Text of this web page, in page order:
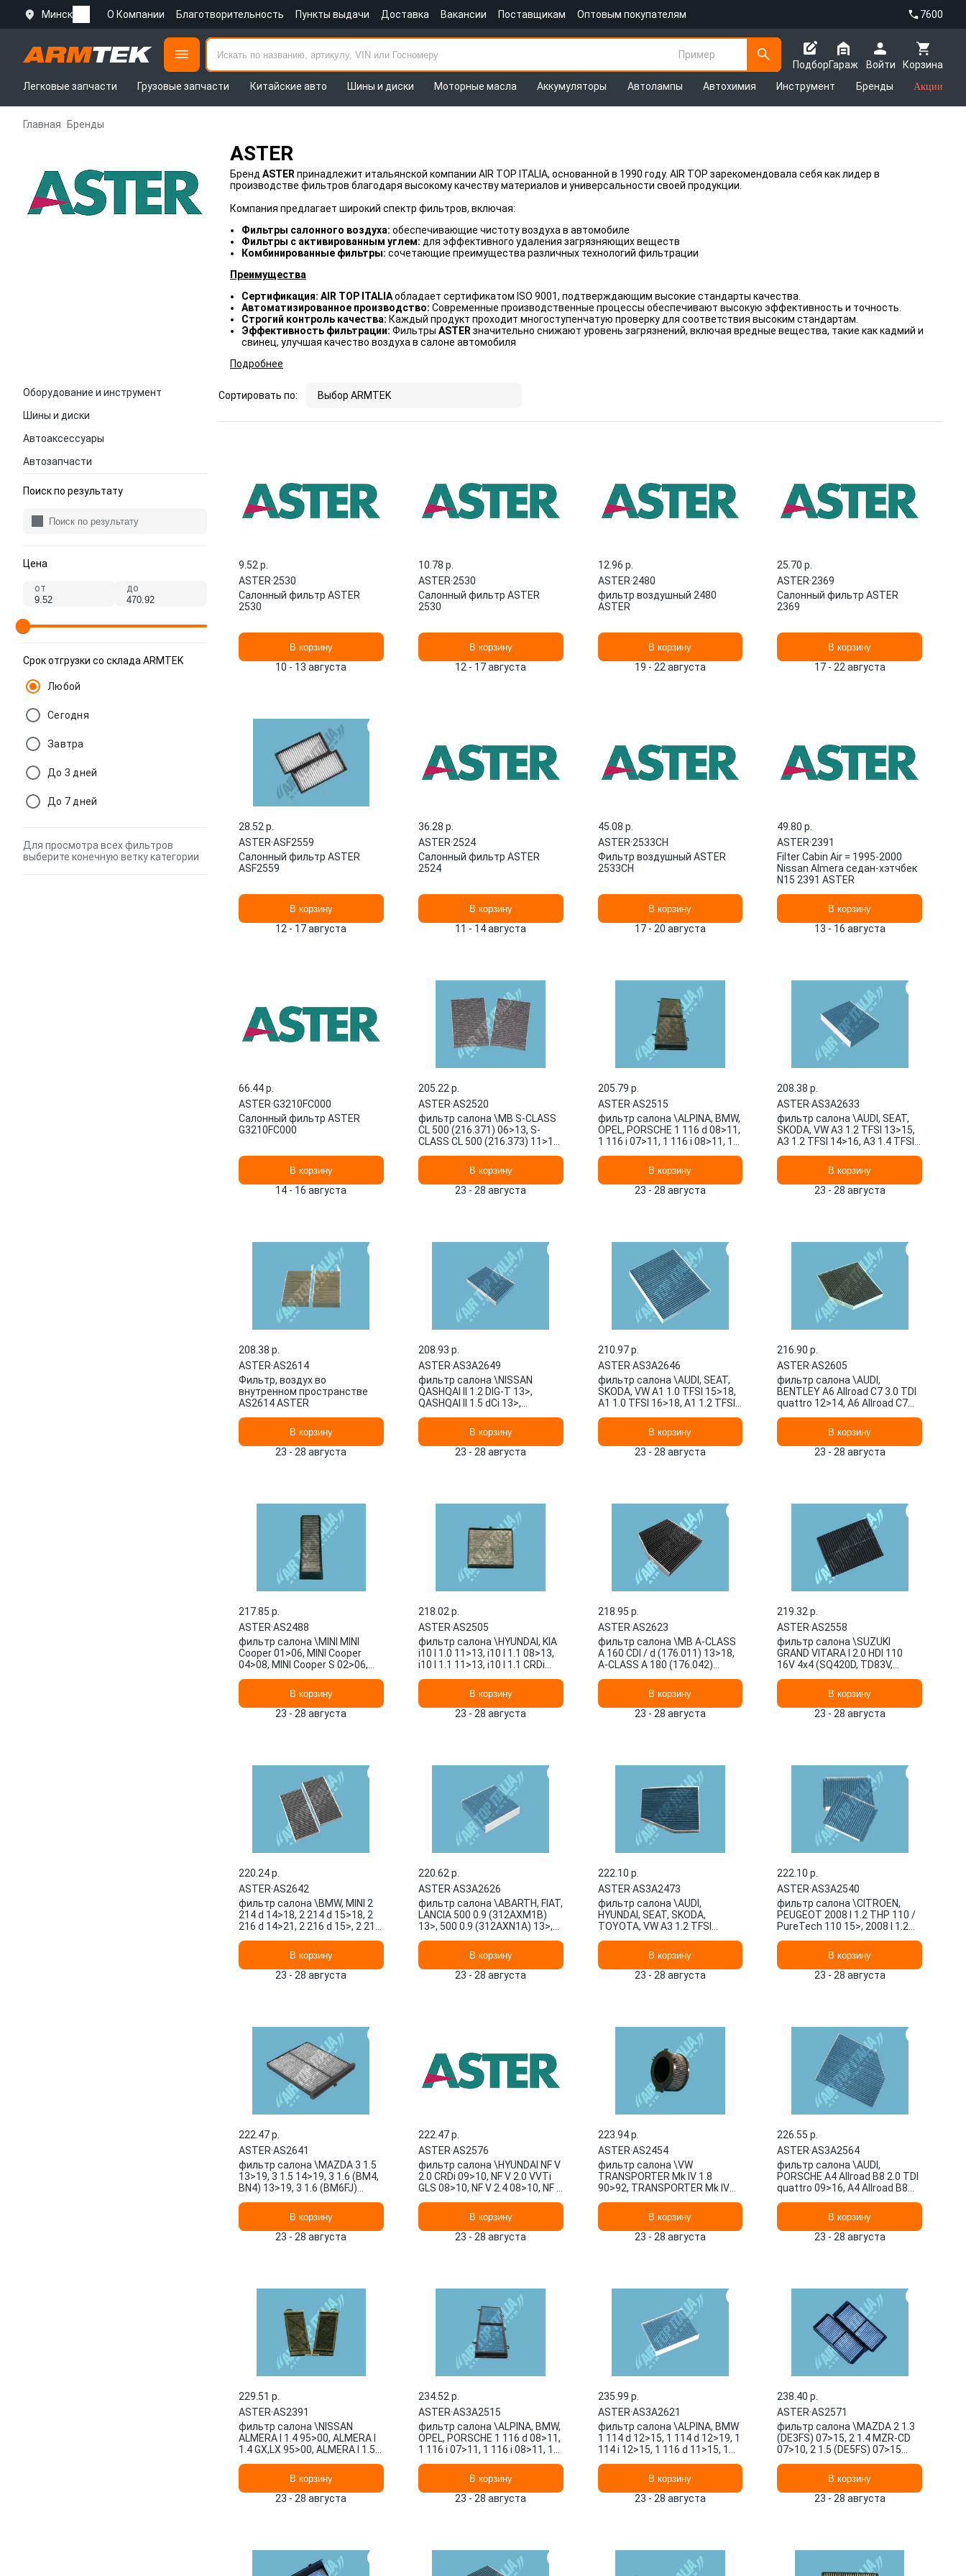
Минск О Компании Благотворительность Пункты выдачи Доставка Вакансии Поставщикам Оптовым покупателям 7600
Пример
Подбор
Корзина
Гараж
Войти
Легковые запчасти
Грузовые запчасти Китайские авто Шины и диски Моторные масла Аккумуляторы Автолампы Автохимия Инструмент Бренды Акции
Главная Бренды
ASTER
Бренд ASTER принадлежит итальянской компании AIR TOP ITALIA, основанной в 1990 году. AIR TOP зарекомендовала себя как лидер в
производстве фильтров благодаря высокому качеству материалов и универсальности своей продукции.
Компания предлагает широкий спектр фильтров, включая:
Фильтры салонного воздуха: обеспечивающие чистоту воздуха в автомобиле
Фильтры с активированным углем: для эффективного удаления загрязняющих веществ
Комбинированные фильтры: сочетающие преимущества различных технологий фильтрации
Преимущества
Сертификация: AIR TOP ITALIAобладает сертификатом ISO 9001, подтверждающим высокие стандарты качества.
Автоматизированное производство: Современные производственные процессы обеспечивают высокую эффективность и точность.
Строгий контроль качества: Каждый продукт проходит многоступенчатую проверку для соответствия высоким стандартам.
Эффективность фильтрации: Фильтры ASTER значительно снижают уровень загрязнений, включая вредные вещества, такие как кадмий и
свинец, улучшая качество воздуха в салоне автомобиля
Подробнее
Оборудование и инструмент
Шины и диски
Автоаксессуары
Автозапчасти
Поиск по результату
Цена
от до
Срок отгрузки со склада ARMTEK
Любой
Сегодня
Завтра
До 3 дней
До 7 дней
Для просмотра всех фильтров
выберите конечную ветку категории
Сортировать по: Выбор ARMTEK
9.52 p.
ASTER·2530
Салонный фильтр ASTER
2530
В корзину
10 - 13 августа
10.78 p.
ASTER·2530
Салонный фильтр ASTER
2530
В корзину
12 - 17 августа
12.96 p.
ASTER·2480
фильтр воздушный 2480
ASTER
В корзину
19 - 22 августа
25.70 p.
ASTER·2369
Салонный фильтр ASTER
2369
В корзину
17 - 22 августа
28.52 p.
ASTER·ASF2559
Салонный фильтр ASTER
ASF2559
В корзину
12 - 17 августа
36.28 p.
ASTER·2524
Салонный фильтр ASTER
2524
В корзину
11 - 14 августа
45.08 p.
ASTER·2533CH
Фильтр воздушный ASTER
2533CH
В корзину
17 - 20 августа
49.80 p.
ASTER·2391
Filter Cabin Air = 1995-2000
Nissan Almera седан-хэтчбек
N15 2391 ASTER
В корзину
13 - 16 августа
66.44 p.
ASTER·G3210FC000
Салонный фильтр ASTER
G3210FC000
В корзину
14 - 16 августа
205.22 p.
ASTER·AS2520
фильтр салона \MB S-CLASS
CL 500 (216.371) 06>13, S-
CLASS CL 500 (216.373) 11>13,
ASTER
В корзину
23 - 28 августа
205.79 p.
ASTER·AS2515
фильтр салона \ALPINA, BMW,
OPEL, PORSCHE 1 116 d 08>11,
1 116 i 07>11, 1 116 i 08>11, 1
В корзину
23 - 28 августа
208.38 p.
ASTER·AS3A2633
фильтр салона \AUDI, SEAT,
SKODA, VW A3 1.2 TFSI 13>15,
A3 1.2 TFSI 14>16, A3 1.4 TFSI
ASTER
В корзину
23 - 28 августа
208.38 p.
ASTER·AS2614
Фильтр, воздух во
внутренном пространстве
AS2614 ASTER
В корзину
23 - 28 августа
208.93 p.
ASTER·AS3A2649
фильтр салона \NISSAN
QASHQAI II 1.2 DIG-T 13>,
QASHQAI II 1.5 dCi 13>,
AS3A2649 ASTER
В корзину
23 - 28 августа
210.97 p.
ASTER·AS3A2646
фильтр салона \AUDI, SEAT,
SKODA, VW A1 1.0 TFSI 15>18,
A1 1.0 TFSI 16>18, A1 1.2 TFSI
ASTER
В корзину
23 - 28 августа
216.90 p.
ASTER·AS2605
фильтр салона \AUDI,
BENTLEY A6 Allroad C7 3.0 TDI
quattro 12>14, A6 Allroad C7
ASTER
В корзину
23 - 28 августа
217.85 p.
ASTER·AS2488
фильтр салона \MINI MINI
Cooper 01>06, MINI Cooper
04>08, MINI Cooper S 02>06,
ASTER
В корзину
23 - 28 августа
218.02 p.
ASTER·AS2505
фильтр салона \HYUNDAI, KIA
i10 I 1.0 11>13, i10 I 1.1 08>13,
i10 I 1.1 11>13, i10 I 1.1 CRDi
В корзину
23 - 28 августа
218.95 p.
ASTER·AS2623
фильтр салона \MB A-CLASS
A 160 CDI / d (176.011) 13>18,
A-CLASS A 180 (176.042)
ASTER
В корзину
23 - 28 августа
219.32 p.
ASTER·AS2558
фильтр салона \SUZUKI
GRAND VITARA I 2.0 HDI 110
16V 4x4 (SQ420D, TD83V,
VITAR AS2558 ASTER
В корзину
23 - 28 августа
220.24 p.
ASTER·AS2642
фильтр салона \BMW, MINI 2
214 d 14>18, 2 214 d 15>18, 2
216 d 14>21, 2 216 d 15>, 2 216
В корзину
23 - 28 августа
220.62 p.
ASTER·AS3A2626
фильтр салона \ABARTH, FIAT,
LANCIA 500 0.9 (312AXM1B)
13>, 500 0.9 (312AXN1A) 13>,
ASTER
В корзину
23 - 28 августа
222.10 p.
ASTER·AS3A2473
фильтр салона \AUDI,
HYUNDAI, SEAT, SKODA,
TOYOTA, VW A3 1.2 TFSI
TS AS3A2473 ASTER
В корзину
23 - 28 августа
222.10 p.
ASTER·AS3A2540
фильтр салона \CITROEN,
PEUGEOT 2008 I 1.2 THP 110 /
PureTech 110 15>, 2008 I 1.2
ASTER
В корзину
23 - 28 августа
222.47 p.
ASTER·AS2641
фильтр салона \MAZDA 3 1.5
13>19, 3 1.5 14>19, 3 1.6 (BM4,
BN4) 13>19, 3 1.6 (BM6FJ)
В корзину
23 - 28 августа
222.47 p.
ASTER·AS2576
фильтр салона \HYUNDAI NF V
2.0 CRDi 09>10, NF V 2.0 VVTi
GLS 08>10, NF V 2.4 08>10, NF V
В корзину
23 - 28 августа
223.94 p.
ASTER·AS2454
фильтр салона \VW
TRANSPORTER Mk IV 1.8
90>92, TRANSPORTER Mk IV
Mk IV 1.9 AS2454 ASTER
В корзину
23 - 28 августа
226.55 p.
ASTER·AS3A2564
фильтр салона \AUDI,
PORSCHE A4 Allroad B8 2.0 TDI
quattro 09>16, A4 Allroad B8
ASTER
В корзину
23 - 28 августа
229.51 p.
ASTER·AS2391
фильтр салона \NISSAN
ALMERA I 1.4 95>00, ALMERA I
1.4 GX,LX 95>00, ALMERA I 1.5
ASTER
В корзину
23 - 28 августа
234.52 p.
ASTER·AS3A2515
фильтр салона \ALPINA, BMW,
OPEL, PORSCHE 1 116 d 08>11,
1 116 i 07>11, 1 116 i 08>11, 1
В корзину
23 - 28 августа
235.99 p.
ASTER·AS3A2621
фильтр салона \ALPINA, BMW
1 114 d 12>15, 1 114 d 12>19, 1
114 i 12>15, 1 116 d 11>15, 1
В корзину
23 - 28 августа
238.40 p.
ASTER·AS2571
фильтр салона \MAZDA 2 1.3
(DE3FS) 07>15, 2 1.4 MZR-CD
07>10, 2 1.5 (DE5FS) 07>15
В корзину
23 - 28 августа